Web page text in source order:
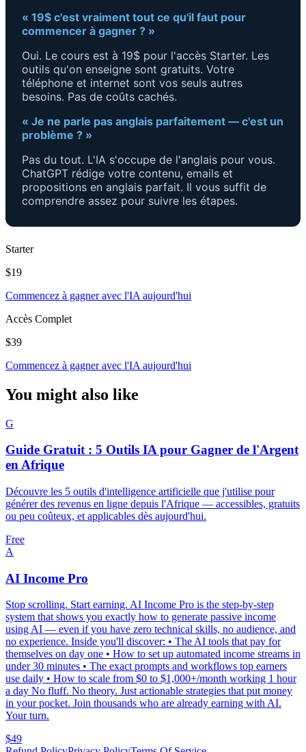
« 19$ c'est vraiment tout ce qu'il faut pour
commencer à gagner ? »
Oui. Le cours est à 19$ pour l'accès Starter. Les
outils qu'on enseigne sont gratuits. Votre
téléphone et internet sont vos seuls autres
besoins. Pas de coûts cachés.
« Je ne parle pas anglais parfaitement — c'est un
problème ? »
Pas du tout. L'IA s'occupe de l'anglais pour vous.
ChatGPT rédige votre contenu, emails et
propositions en anglais parfait. Il vous suffit de
comprendre assez pour suivre les étapes.
Starter
$19
Commencez à gagner avec l'IA aujourd'hui
Accès Complet
$39
Commencez à gagner avec l'IA aujourd'hui
You might also like
G
Guide Gratuit : 5 Outils IA pour Gagner de l'Argent
en Afrique
Découvre les 5 outils d'intelligence artificielle que j'utilise pour
générer des revenus en ligne depuis l'Afrique — accessibles, gratuits
ou peu coûteux, et applicables dès aujourd'hui.
Free
A
AI Income Pro
Stop scrolling. Start earning. AI Income Pro is the step-by-step
system that shows you exactly how to generate passive income
using AI — even if you have zero technical skills, no audience, and
no experience. Inside you'll discover: • The AI tools that pay for
themselves on day one • How to set up automated income streams in
under 30 minutes • The exact prompts and workflows top earners
use daily • How to scale from $0 to $1,000+/month working 1 hour
a day No fluff. No theory. Just actionable strategies that put money
in your pocket. Join thousands who are already earning with AI.
Your turn.
$49